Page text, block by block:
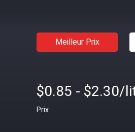
Meilleur Prix
$0.85 - $2.30/
Prix